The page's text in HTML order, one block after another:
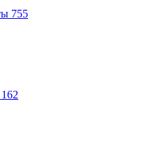
755
162